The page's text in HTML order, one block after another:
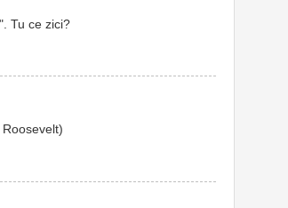
Tu ce zici?